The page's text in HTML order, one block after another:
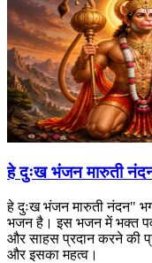
हे दुःख भंजन मारुती
हे दुःख भंजन मारुती नंदन"
भजन है। इस भजन में भक्त
और साहस प्रदान करने की
और इसका महत्व।